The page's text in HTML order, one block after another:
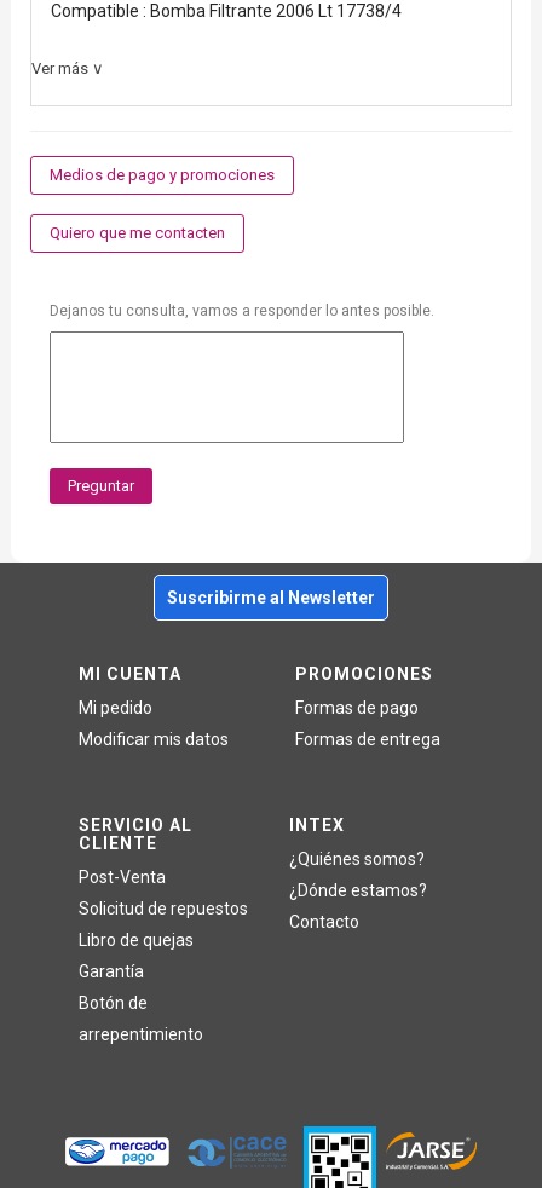
Compatible : Bomba Filtrante 2006 Lt 17738/4
Ver más ∨
Medios de pago y promociones
Quiero que me contacten
Dejanos tu consulta, vamos a responder lo antes posible.
Preguntar
Suscribirme al Newsletter
MI CUENTA
Mi pedido
Modificar mis datos
SERVICIO AL
CLIENTE
Post-Venta
Solicitud de repuestos
Libro de quejas
Garantía
Botón de
arrepentimiento
PROMOCIONES
Formas de pago
Formas de entrega
INTEX
¿Quiénes somos?
¿Dónde estamos?
Contacto